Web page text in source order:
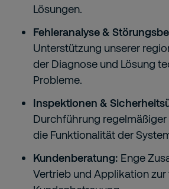
Lösungen.
Fehleranalyse &
Unterstützung unserer
der Diagnose und Lösung
Probleme.
Inspektionen &
Durchführung
die Funktionalität der
Kundenberatung: Enge
Vertrieb und Applikation